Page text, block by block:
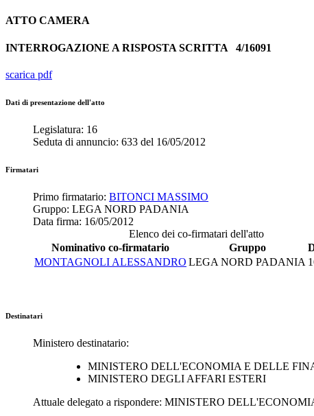
ATTO CAMERA
INTERROGAZIONE A RISPOSTA SCRITTA 4/16091
scarica pdf
Dati di presentazione dell'atto
Legislatura: 16
Seduta di annuncio: 633 del 16/05/2012
Firmatari
Primo firmatario: BITONCI MASSIMO
Gruppo: LEGA NORD PADANIA
Data firma: 16/05/2012
Elenco dei co-firmatari dell'atto
Nominativo co-firmatario
Gruppo
MONTAGNOLI ALESSANDRO LEGA NORD PADANIA
Destinatari
Ministero destinatario:
MINISTERO DELL'ECONOMIA E DELLE
MINISTERO DEGLI AFFARI ESTERI
Attuale delegato a rispondere: MINISTERO